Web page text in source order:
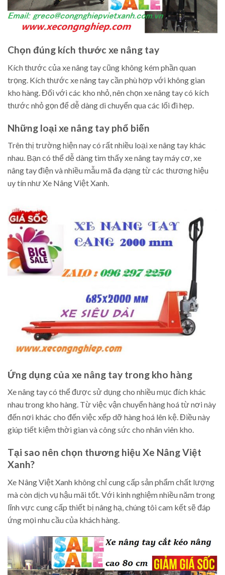
Chọn đúng kích thước xe nâng tay
Kích thước của xe nâng tay cũng không kém phần quan
trọng. Kích thước xe nâng tay cần phù hợp với không gian
kho hàng. Đối với các kho nhỏ, nên chọn xe nâng tay có kích
thước nhỏ gọn để dễ dàng di chuyển qua các lối đi hẹp.
Những loại xe nâng tay phổ biến
Trên thị trường hiện nay có rất nhiều loại xe nâng tay khác
nhau. Bạn có thể dễ dàng tìm thấy xe nâng tay máy cơ, xe
nâng tay điện và nhiều mẫu mã đa dạng từ các thương hiệu
uy tín như Xe Nâng Việt Xanh.
Ứng dụng của xe nâng tay trong kho hàng
Xe nâng tay có thể được sử dụng cho nhiều mục đích khác
nhau trong kho hàng. Từ việc vận chuyển hàng hoá từ nơi này
đến nơi khác cho đến việc xếp dỡ hàng hoá lên kệ. Điều này
giúp tiết kiệm thời gian và công sức cho nhân viên kho.
Tại sao nên chọn thương hiệu Xe Nâng Việt
Xanh?
Xe Nâng Việt Xanh không chỉ cung cấp sản phẩm chất lượng
mà còn dịch vụ hậu mãi tốt. Với kinh nghiệm nhiều năm trong
lĩnh vực cung cấp thiết bị nâng hạ, chúng tôi cam kết sẽ đáp
ứng mọi nhu cầu của khách hàng.